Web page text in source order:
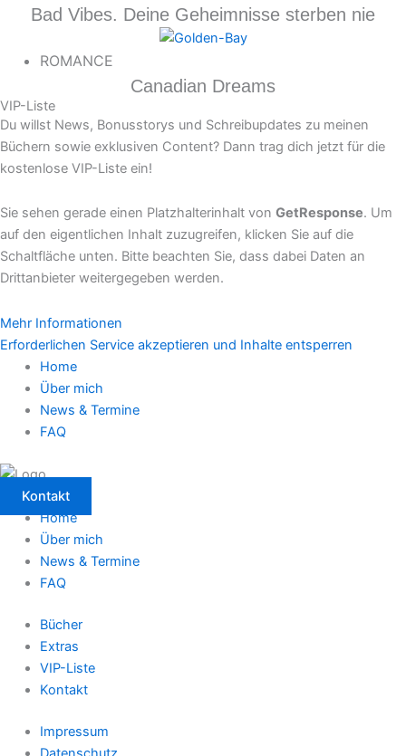
Bad Vibes. Deine Geheimnisse sterben nie
ROMANCE
Canadian Dreams
VIP-Liste
Du willst News, Bonusstorys und Schreibupdates zu meinen
Büchern sowie exklusiven Content? Dann trag dich jetzt für die
kostenlose VIP-Liste ein!
Sie sehen gerade einen Platzhalterinhalt von GetResponse. Um
auf den eigentlichen Inhalt zuzugreifen, klicken Sie auf die
Schaltfläche unten. Bitte beachten Sie, dass dabei Daten an
Drittanbieter weitergegeben werden.
Mehr Informationen
Erforderlichen Service akzeptieren und Inhalte entsperren
Home
Über mich
News & Termine
FAQ
Kontakt
Home
Über mich
News & Termine
FAQ
Bücher
Extras
VIP-Liste
Kontakt
Impressum